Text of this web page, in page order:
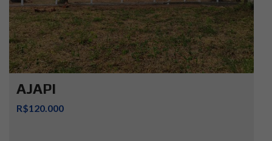
AJAPI
R$120.000